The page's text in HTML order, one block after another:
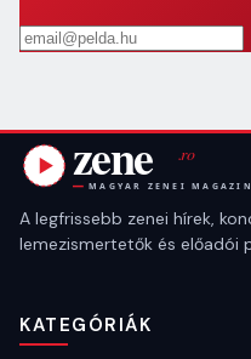
Email cím
A legfrissebb zenei hírek,
lemezismertetők és előadói
KATEGÓRIÁK